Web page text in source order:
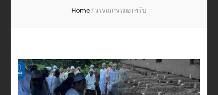
Home/ วรรณกรรมอาหรับ